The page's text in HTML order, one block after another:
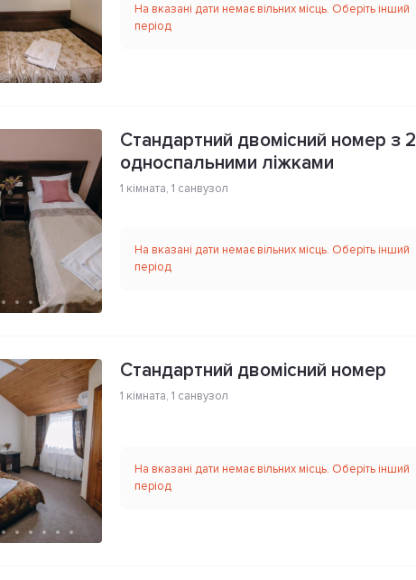
На вказані дати немає вільних місць. Оберіть інший
період
Стандартний двомісний номер з 2
односпальними ліжками
1 кімната, 1 санвузол
На вказані дати немає вільних місць. Оберіть інший
період
Стандартний двомісний номер
1 кімната, 1 санвузол
На вказані дати немає вільних місць. Оберіть інший
період